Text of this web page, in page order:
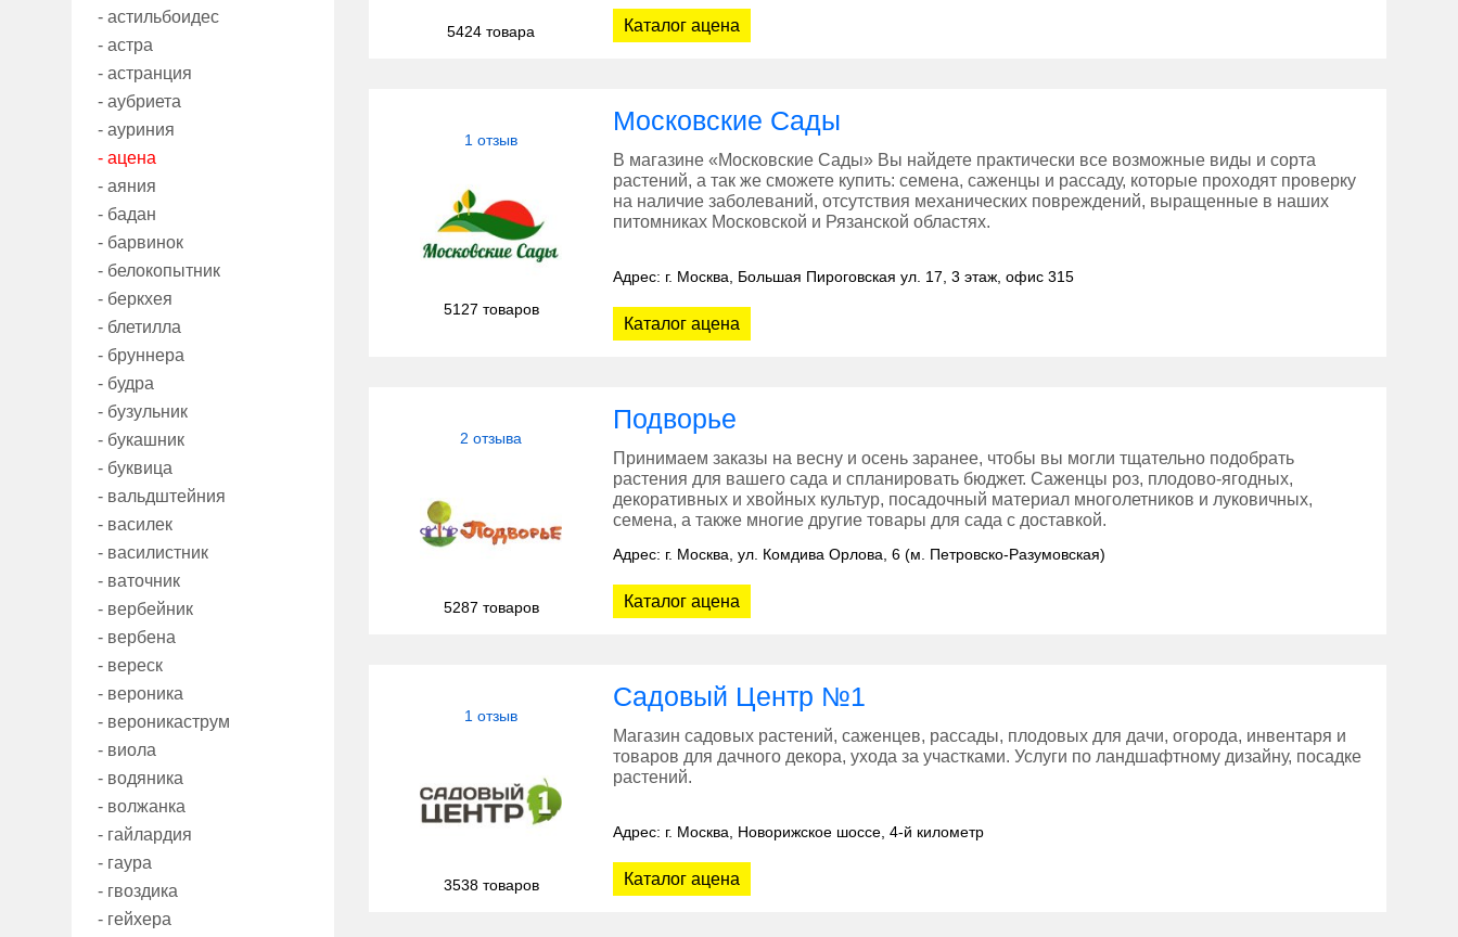
- астильбоидес
- астра
- астранция
- аубриета
- ауриния
- ацена
- аяния
- бадан
- барвинок
- белокопытник
- беркхея
- блетилла
- бруннера
- будра
- бузульник
- букашник
- буквица
- вальдштейния
- василек
- василистник
- ваточник
- вербейник
- вербена
- вереск
- вероника
- вероникаструм
- виола
- водяника
- волжанка
- гайлардия
- гаура
- гвоздика
- гейхера
5424 товара Каталог ацена
1 отзыв
5127 товаров
Московские Сады
В магазине «Московские Сады» Вы найдете практически все возможные виды и сорта
растений, а так же сможете купить: семена, саженцы и рассаду, которые проходят проверку
на наличие заболеваний, отсутствия механических повреждений, выращенные в наших
питомниках Московской и Рязанской областях.
Адрес: г. Москва, Большая Пироговская ул. 17, 3 этаж, офис 315
Каталог ацена
2 отзыва
5287 товаров
Подворье
Принимаем заказы на весну и осень заранее, чтобы вы могли тщательно подобрать
растения для вашего сада и спланировать бюджет. Саженцы роз, плодово-ягодных,
декоративных и хвойных культур, посадочный материал многолетников и луковичных,
семена, а также многие другие товары для сада с доставкой.
Адрес: г. Москва, ул. Комдива Орлова, 6 (м. Петровско-Разумовская)
Каталог ацена
1 отзыв
3538 товаров
Садовый Центр №1
Магазин садовых растений, саженцев, рассады, плодовых для дачи, огорода, инвентаря и
товаров для дачного декора, ухода за участками. Услуги по ландшафтному дизайну, посадке
растений.
Адрес: г. Москва, Новорижское шоссе, 4-й километр
Каталог ацена